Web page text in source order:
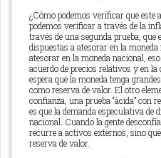
¿Cómo podemos verificar que este
podemos verificar a través de la
través de una segunda prueba, que
dispuestas a atesorar en la
atesorar en la moneda nacional,
acuerdo de precios relativos y en
espera que la moneda tenga
como reserva de valor. El otro
confianza, una prueba “ácida” con
es que la demanda especulativa de
nacional. Cuando la gente
recurre a activos externos, sino
reserva de valor.